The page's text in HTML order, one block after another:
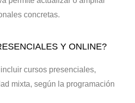
concretas.
Y ONLINE?
cursos presenciales,
mixta, según la programación